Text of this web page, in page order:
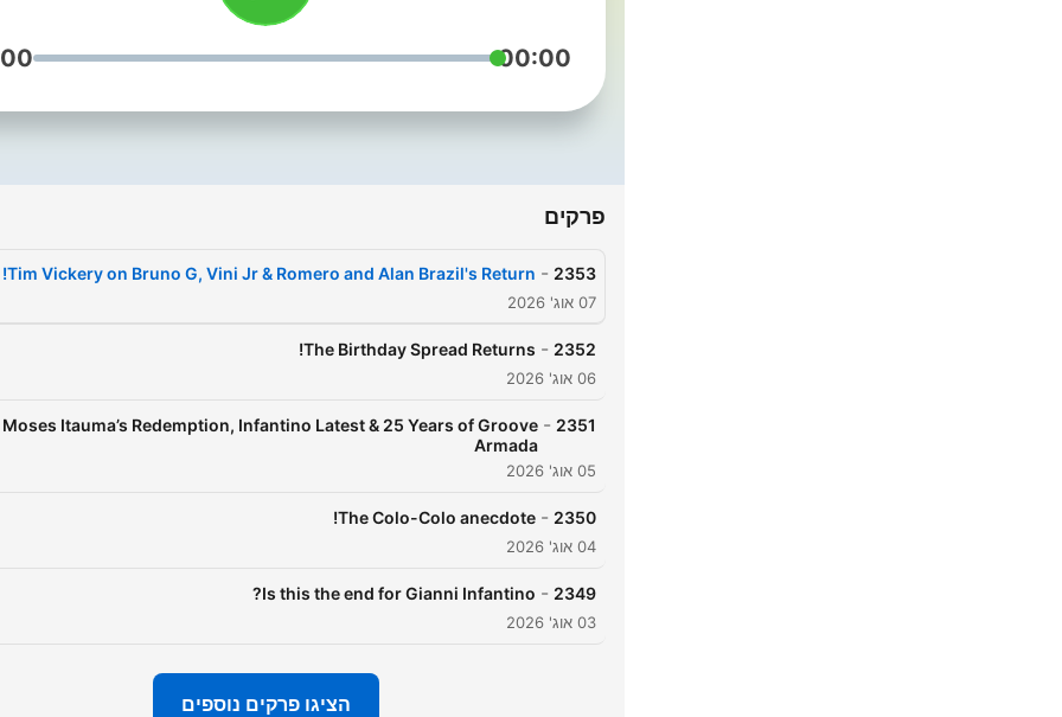
00:00
פרקים
2353
-
Tim Vickery on Bruno G, Vini Jr & Romero and Alan Brazil's Return!
07 אוג' 2026
2352
-
The Birthday Spread Returns!
06 אוג' 2026
2351
-
Moses Itauma’s Redemption, Infantino Latest & 25 Years of Groove
Armada
05 אוג' 2026
2350
-
The Colo-Colo anecdote!
04 אוג' 2026
2349
-
Is this the end for Gianni Infantino?
03 אוג' 2026
הציגו פרקים נוספים